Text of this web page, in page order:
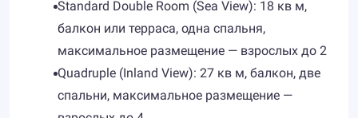
Standard Double Room (Sea View): 18 кв м,
балкон или терраса, одна спальня,
максимальное размещение — взрослых до 2
Quadruple (Inland View): 27 кв м, балкон, две
спальни, максимальное размещение —